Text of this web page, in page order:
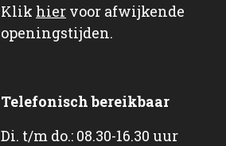
Klik hier voor afwijkende
openingstijden.
Telefonisch bereikbaar
Di. t/m do.: 08.30-16.30 uur